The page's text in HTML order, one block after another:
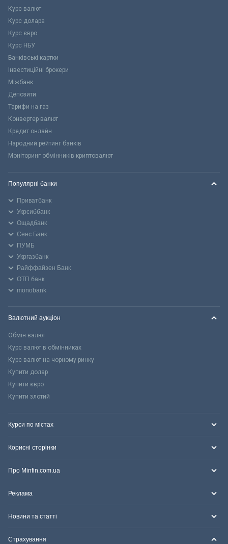
Курс валют
Курс долара
Курс євро
Курс НБУ
Банківські картки
Інвестиційні брокери
Міжбанк
Депозити
Тарифи на газ
Конвертер валют
Кредит онлайн
Народний рейтинг банків
Моніторинг обмінників криптовалют
Популярні банки
Приватбанк
Укрсиббанк
Ощадбанк
Сенс Банк
ПУМБ
Укргазбанк
Райффайзен Банк
ОТП банк
monobank
Валютний аукціон
Обмін валют
Курс валют в обмінниках
Курс валют на чорному ринку
Купити долар
Купити євро
Купити злотий
Курси по містах
Корисні сторінки
Про Minfin.com.ua
Реклама
Новини та статті
Страхування